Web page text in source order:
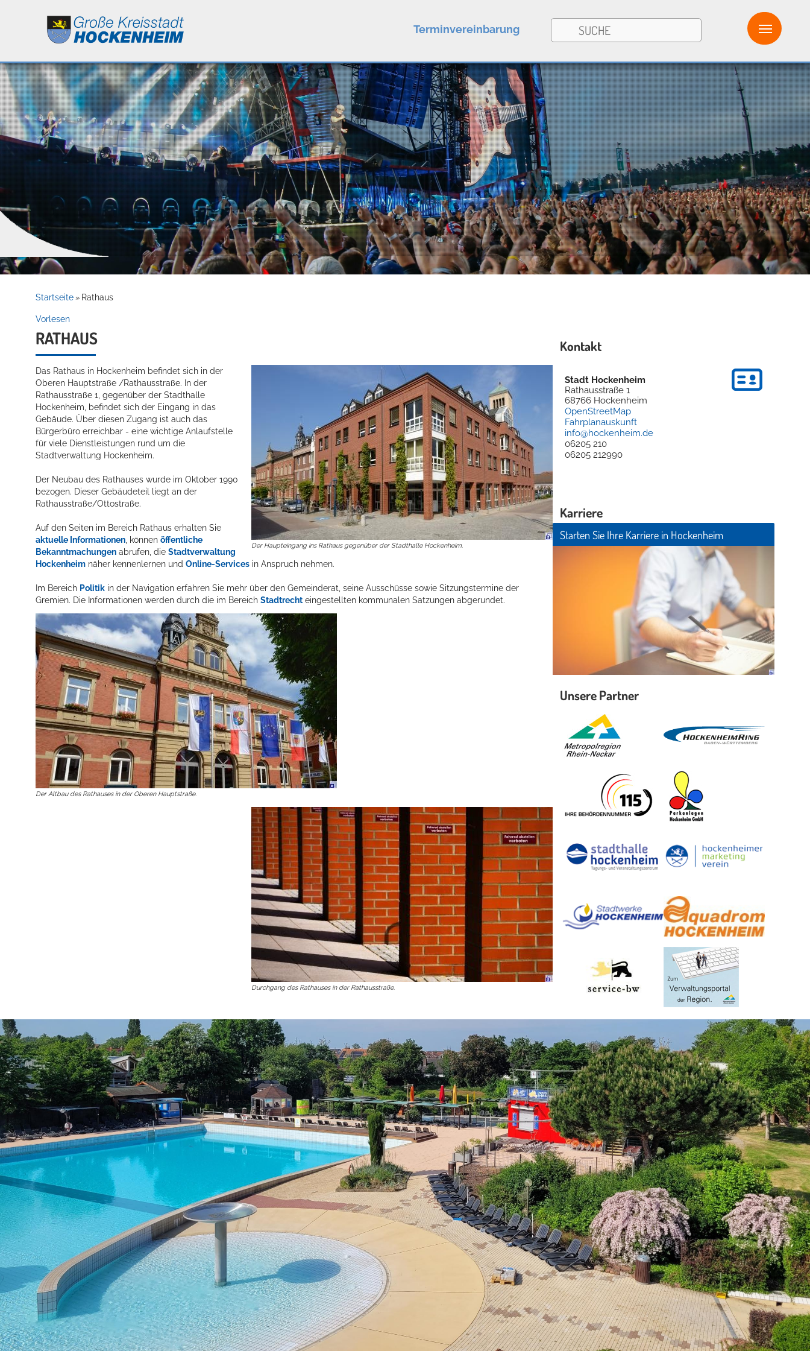
Leben
Kultur
Service
Terminvereinbarung
Die Stadthalle Hockenheim bietet den perfekten Standort für Events aller Art!
Startseite » Rathaus
Vorlesen
RATHAUS
Der Haupteingang ins Rathaus gegenüber der Stadthalle Hockenheim.
Das Rathaus in Hockenheim befindet sich in der
Oberen Hauptstraße /Rathausstraße. In der
Rathausstraße 1, gegenüber der Stadthalle
Hockenheim, befindet sich der Eingang in das
Gebäude. Über diesen Zugang ist auch das
Bürgerbüro erreichbar - eine wichtige Anlaufstelle
für viele Dienstleistungen rund um die
Stadtverwaltung Hockenheim.
Der Neubau des Rathauses wurde im Oktober 1990
bezogen. Dieser Gebäudeteil liegt an der
Rathausstraße/Ottostraße.
Auf den Seiten im Bereich Rathaus erhalten Sie
aktuelle Informationen , können öffentliche
Bekanntmachungen abrufen, die Stadtverwaltung
Hockenheim näher kennenlernen und Online-Services in Anspruch nehmen.
Im Bereich Politik in der Navigation erfahren Sie mehr über den Gemeinderat, seine Ausschüsse sowie Sitzungstermine der
Gremien. Die Informationen werden durch die im Bereich Stadtrecht eingestellten kommunalen Satzungen abgerundet.
Der Altbau des Rathauses in der Oberen Hauptstraße.
Durchgang des Rathauses in der Rathausstraße.
Kontakt
Stadt Hockenheim
Rathausstraße 1
68766 Hockenheim
OpenStreetMap
Fahrplanauskunft
info@hockenheim.de
06205 210
06205 212990
Karriere
Starten Sie Ihre Karriere in Hockenheim
Unsere Partner
Anschrift und Bankverbindung
Stadt Hockenheim
Rathausstraße 1
68766 Hockenheim
Postanschrift
Postfach 15 48
68758 Hockenheim
Bankverbindung
IBAN: DE52 6725 0020 0006 2012 53
BIC: SOLADES1HDB
Sparkasse Heidelberg
IBAN: DE61 5479 0000 0001 0061 50
BIC: GENODE61SPE
Volksbank Kur- und Rheinpfalz eG
Kontakt
Alle Ansprechpartner
E-Mail
06205 21-0
06205 21-2990
Sichere Kommunikation
Service-Portal BW
Was ist das Service-Portal Baden-Württemberg?
virtuelle Poststelle
Was ist die virtuelle Poststelle?
Öffnungszeiten
Mo - Fr:
Mi:
Sa - So:
08 - 12 Uhr
14 - 18 Uhr
geschlossen
Öffnungszeiten Bürgerbüro
Mo - Fr:
Mo, Di, Do:
Mi:
08 - 12 Uhr
14 - 15.30 Uhr
14 - 18 Uhr (Nur mit Termin)
Dienste
Stadtplan
Newsletter
Mängelmelder
Erklärung zur Barrierefreiheit
Social-Media
Copyright © 2016 - 2019 Stadt Hockenheim Impressum Datenschutz Cookiespowered byKomm.ONE